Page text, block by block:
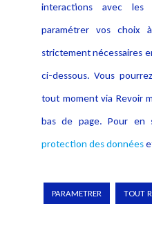
ce bilan constitue un
discussions en cours avec
l’avenir du régime de
Arcep, «
Cabinet Plum,
interactions avec les
paramétrer vos choix
strictement nécessaires
ci-dessous. Vous
tout moment via Revoir
bas de page. Pour en
protection des données
PARAMETRER TOUT